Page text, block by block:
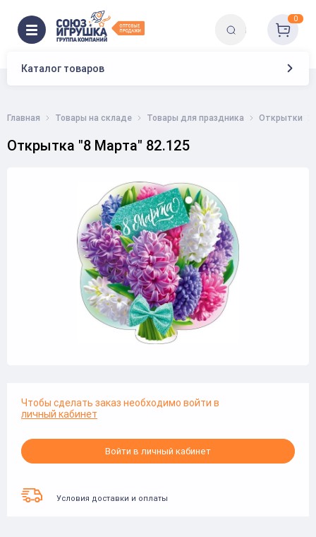
Каталог товаров
0
Главная Товары на складе Товары для праздника Открытки
Открытка "8 Марта" 82.125
Чтобы сделать заказ необходимо войти в
личный кабинет
Войти в личный кабинет
Условия доставки и оплаты